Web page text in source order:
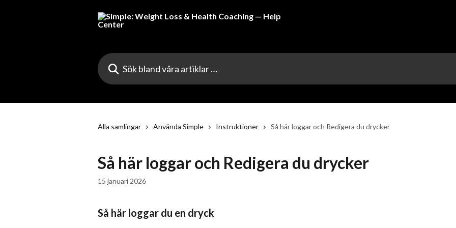
Sök bland våra artiklar …
Alla samlingar Använda Simple Instruktioner Så här loggar och Redigera du drycker
Så här loggar och Redigera du drycker
15 januari 2026
Så här loggar du en dryck